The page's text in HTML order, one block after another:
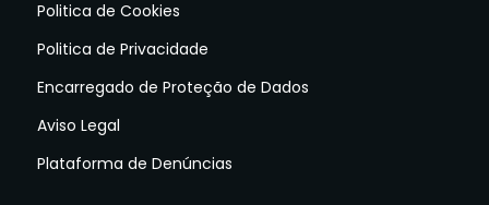
Politica de Cookies
Politica de Privacidade
Encarregado de Proteção de Dados
Aviso Legal
Plataforma de Denúncias